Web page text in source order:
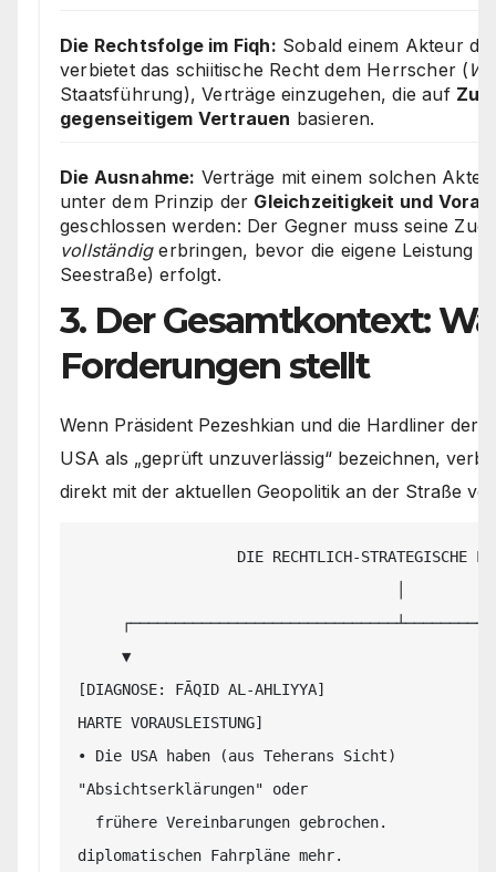
Die Rechtsfolge im Fiqh: Sobald einem Akteur
verbietet das schiitische Recht dem Herrscher (
Staatsführung), Verträge einzugehen, die auf
gegenseitigem Vertrauen basieren.
Die Ausnahme: Verträge mit einem solchen
unter dem Prinzip der Gleichzeitigkeit und
geschlossen werden: Der Gegner muss seine
vollständigerbringen, bevor die eigene Leistung
Seestraße) erfolgt.
3. Der Gesamtkontext:
Forderungen stellt
Wenn Präsident Pezeshkian und die Hardliner der
USA als „geprüft unzuverlässig“ bezeichnen,
direkt mit der aktuellen Geopolitik an der Straße
[DIAGNOSE: FĀQID AL-AHLIYYA]
HARTE VORAUSLEISTUNG]
• Die USA haben (aus Teherans Sicht)
"Absichtserklärungen" oder
diplomatischen Fahrpläne mehr.